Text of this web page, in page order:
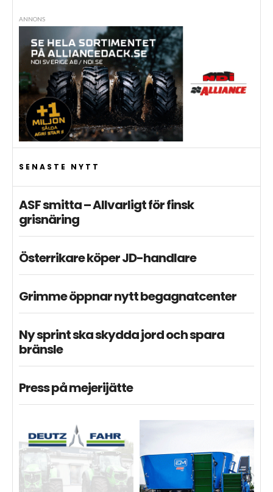
ANNONS
SENASTE NYTT
ASF smitta – Allvarligt för finsk
grisnäring
Österrikare köper JD-handlare
Grimme öppnar nytt begagnatcenter
Ny sprint ska skydda jord och spara
bränsle
Press på mejerijätte